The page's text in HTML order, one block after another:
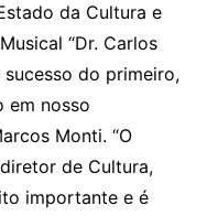
da Cultura e
“Dr. Carlos
sucesso do primeiro,
em nosso
Monti. “O
de Cultura,
importante e é